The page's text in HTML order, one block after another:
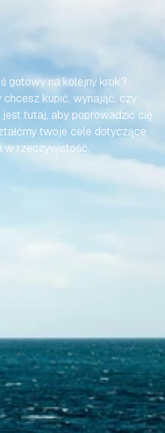
gotowy na kolejny krok?
kupić, wynająć, czy
jest tutaj, aby poprowadzić cię
twoje cele dotyczące
w rzeczywistość.
się z nami